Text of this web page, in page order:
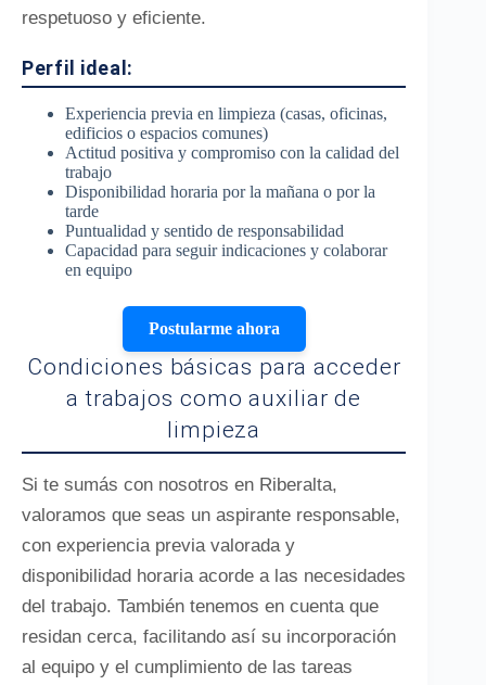
respetuoso y eficiente.
Perfil ideal:
Experiencia previa en limpieza (casas, oficinas,
edificios o espacios comunes)
Actitud positiva y compromiso con la calidad del
trabajo
Disponibilidad horaria por la mañana o por la
tarde
Puntualidad y sentido de responsabilidad
Capacidad para seguir indicaciones y colaborar
en equipo
Postularme ahora
Condiciones básicas para acceder
a trabajos como auxiliar de
limpieza
Si te sumás con nosotros en Riberalta,
valoramos que seas un aspirante responsable,
con experiencia previa valorada y
disponibilidad horaria acorde a las necesidades
del trabajo. También tenemos en cuenta que
residan cerca, facilitando así su incorporación
al equipo y el cumplimiento de las tareas